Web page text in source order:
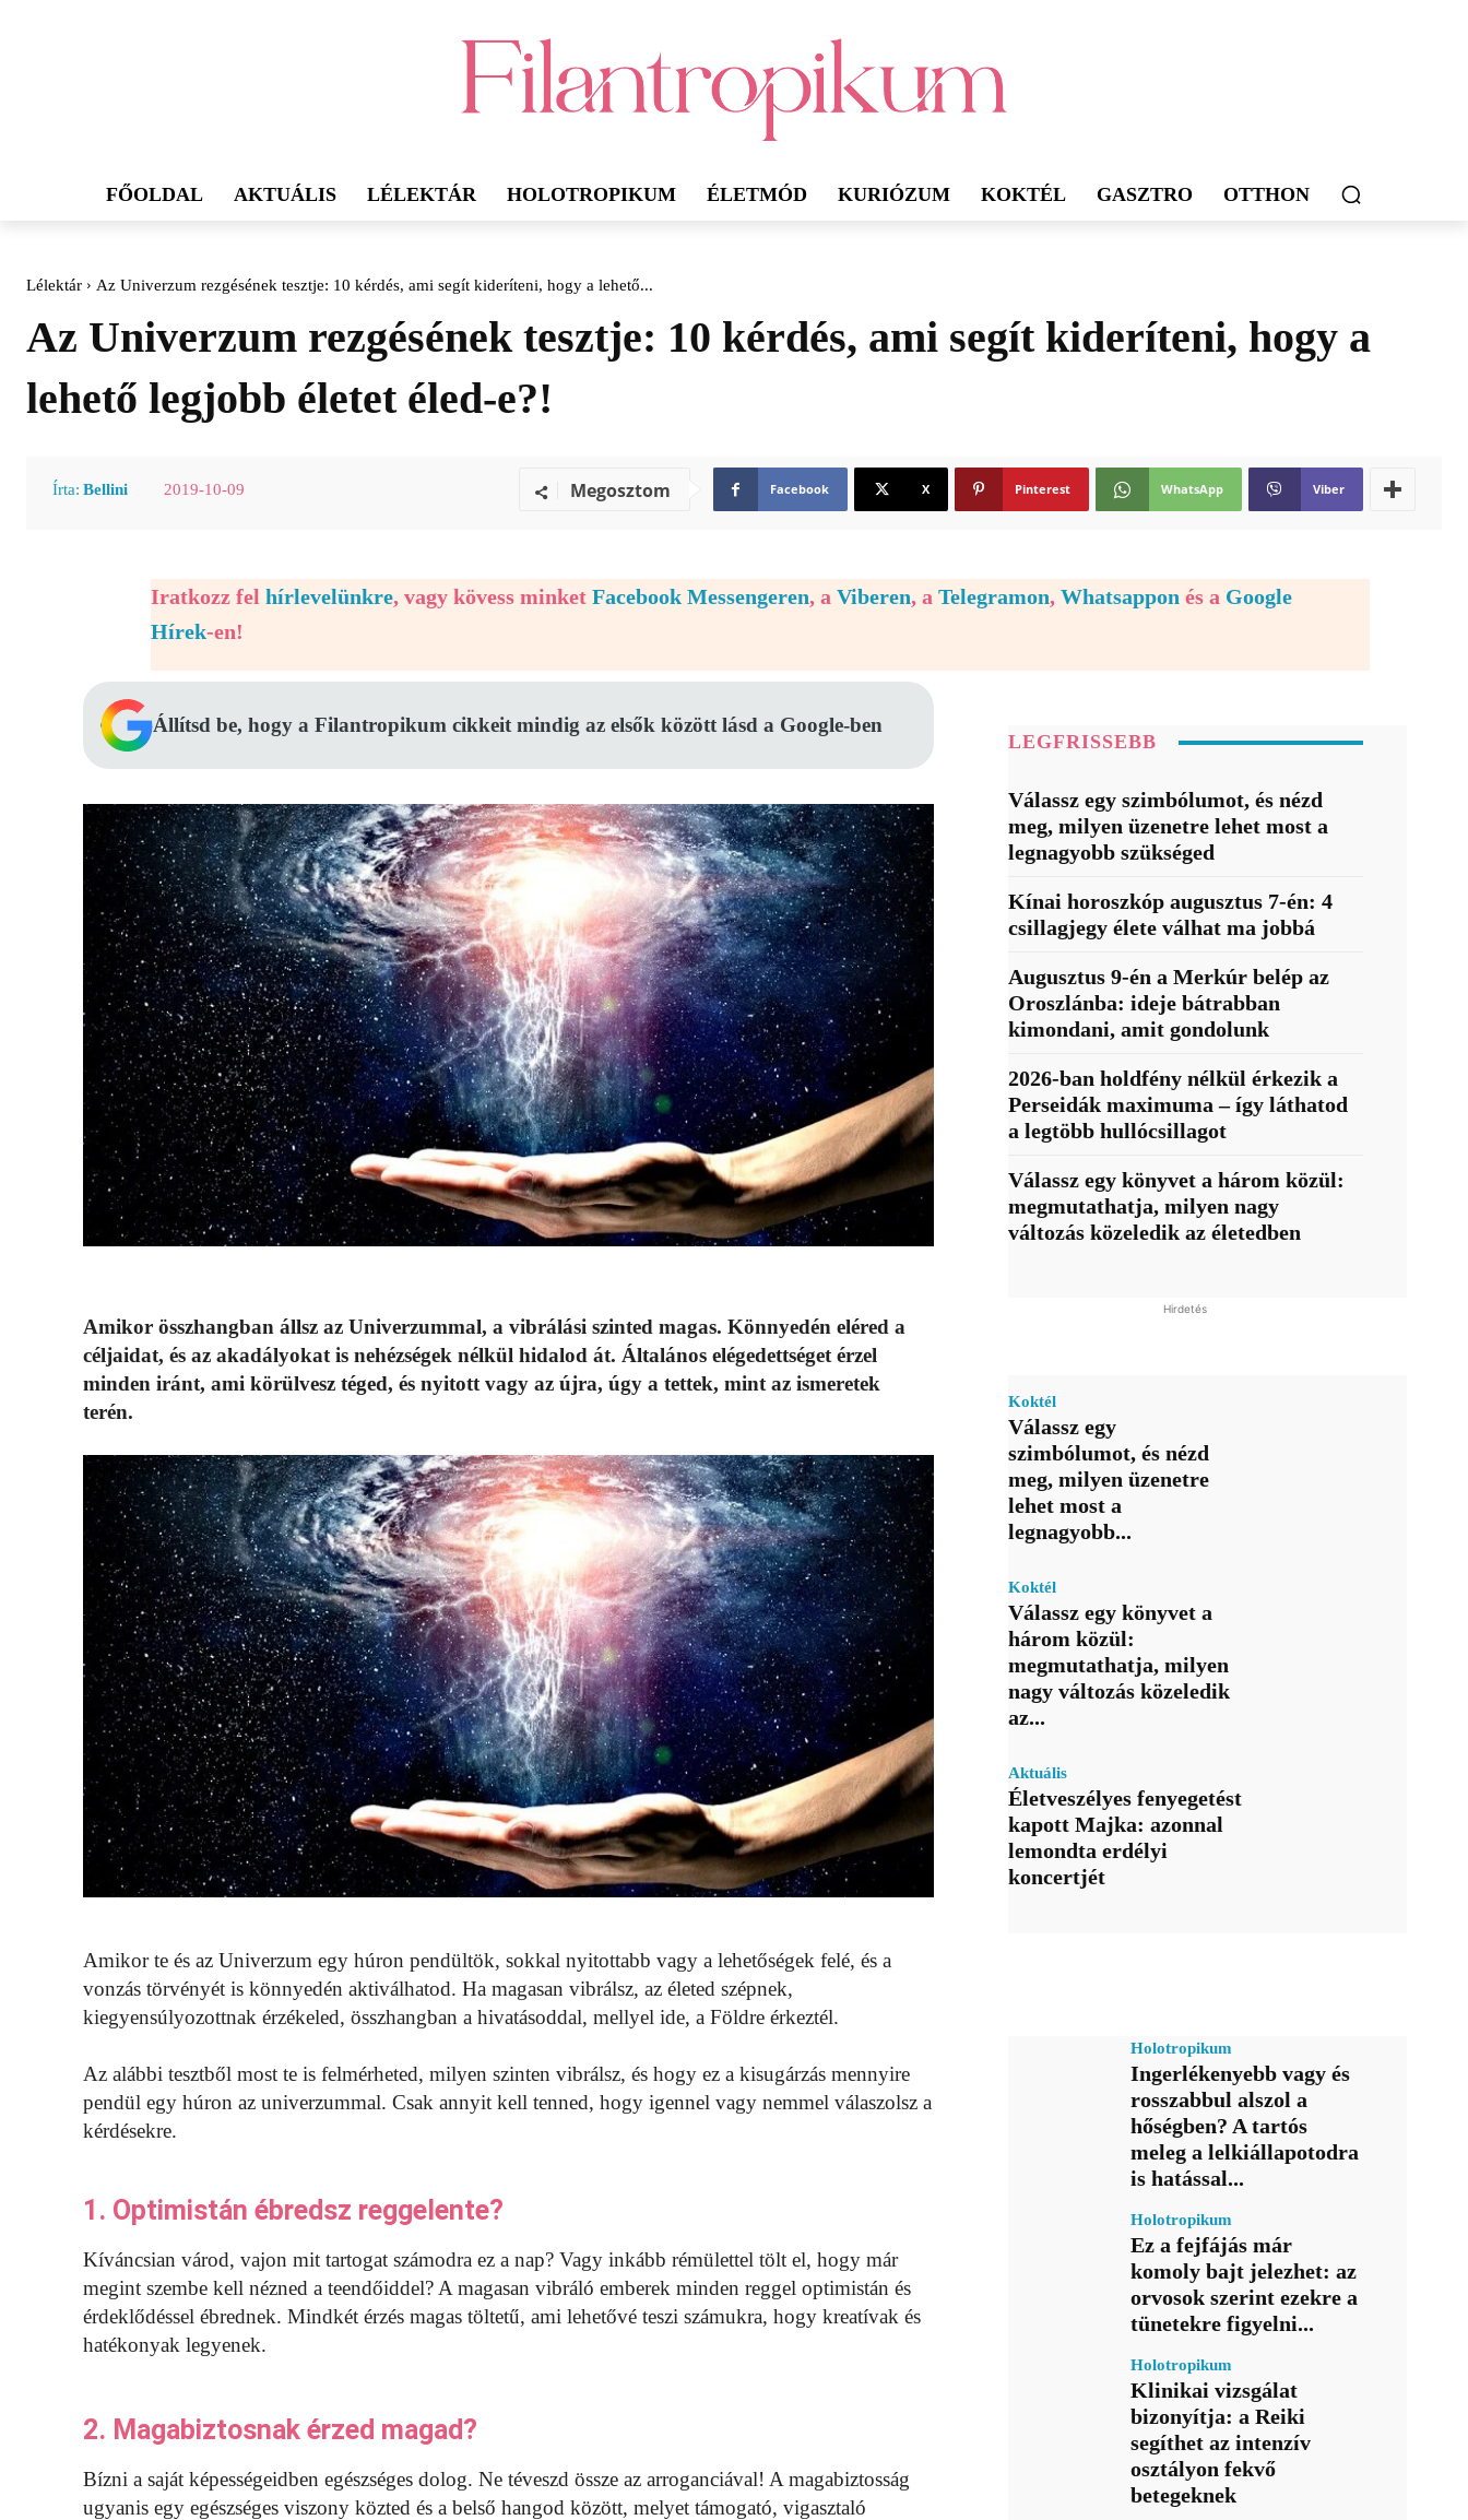
FŐOLDAL AKTUÁLIS LÉLEKTÁR HOLOTROPIKUM ÉLETMÓD KURIÓZUM KOKTÉL GASZTRO OTTHON
Lélektár Az Univerzum rezgésének tesztje: 10 kérdés, ami segít kideríteni, hogy a lehető...
Az Univerzum rezgésének tesztje: 10 kérdés, ami segít kideríteni, hogy a
lehető legjobb életet éled-e?!
Írta: Bellini 2019-10-09 Megosztom Facebook X Pinterest WhatsApp Viber
Iratkozz fel hírlevelünkre, vagy kövess minket Facebook Messengeren, a Viberen, a Telegramon, Whatsappon és a Google
Hírek-en!
Állítsd be, hogy a Filantropikum cikkeit mindig az elsők között lásd a Google-ben
Amikor összhangban állsz az Univerzummal, a vibrálási szinted magas. Könnyedén eléred a
céljaidat, és az akadályokat is nehézségek nélkül hidalod át. Általános elégedettséget érzel
minden iránt, ami körülvesz téged, és nyitott vagy az újra, úgy a tettek, mint az ismeretek
terén.
Amikor te és az Univerzum egy húron pendültök, sokkal nyitottabb vagy a lehetőségek felé, és a
vonzás törvényét is könnyedén aktiválhatod. Ha magasan vibrálsz, az életed szépnek,
kiegyensúlyozottnak érzékeled, összhangban a hivatásoddal, mellyel ide, a Földre érkeztél.
Az alábbi tesztből most te is felmérheted, milyen szinten vibrálsz, és hogy ez a kisugárzás mennyire
pendül egy húron az univerzummal. Csak annyit kell tenned, hogy igennel vagy nemmel válaszolsz a
kérdésekre.
1. Optimistán ébredsz reggelente?
Kíváncsian várod, vajon mit tartogat számodra ez a nap? Vagy inkább rémülettel tölt el, hogy már
megint szembe kell nézned a teendőiddel? A magasan vibráló emberek minden reggel optimistán és
érdeklődéssel ébrednek. Mindkét érzés magas töltetű, ami lehetővé teszi számukra, hogy kreatívak és
hatékonyak legyenek.
2. Magabiztosnak érzed magad?
Bízni a saját képességeidben egészséges dolog. Ne téveszd össze az arroganciával! A magabiztosság
ugyanis egy egészséges viszony közted és a belső hangod között, melyet támogató, vigasztaló
LEGFRISSEBB
Válassz egy szimbólumot, és nézd
meg, milyen üzenetre lehet most a
legnagyobb szükséged
Kínai horoszkóp augusztus 7-én: 4
csillagjegy élete válhat ma jobbá
Augusztus 9-én a Merkúr belép az
Oroszlánba: ideje bátrabban
kimondani, amit gondolunk
2026-ban holdfény nélkül érkezik a
Perseidák maximuma – így láthatod
a legtöbb hullócsillagot
Válassz egy könyvet a három közül:
megmutathatja, milyen nagy
változás közeledik az életedben
Hirdetés
Koktél
Válassz egy
szimbólumot, és nézd
meg, milyen üzenetre
lehet most a
legnagyobb...
Koktél
Válassz egy könyvet a
három közül:
megmutathatja, milyen
nagy változás közeledik
az...
Aktuális
Életveszélyes fenyegetést
kapott Majka: azonnal
lemondta erdélyi
koncertjét
Holotropikum
Ingerlékenyebb vagy és
rosszabbul alszol a
hőségben? A tartós
meleg a lelkiállapotodra
is hatással...
Holotropikum
Ez a fejfájás már
komoly bajt jelezhet: az
orvosok szerint ezekre a
tünetekre figyelni...
Holotropikum
Klinikai vizsgálat
bizonyítja: a Reiki
segíthet az intenzív
osztályon fekvő
betegeknek